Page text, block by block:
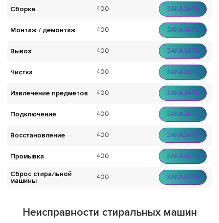
Сборка 400 ЗАКАЗАТЬ
Монтаж / демонтаж 400 ЗАКАЗАТЬ
Вывоз 400 ЗАКАЗАТЬ
Чистка 400 ЗАКАЗАТЬ
Извлечение предметов 400 ЗАКАЗАТЬ
Подключение 400 ЗАКАЗАТЬ
Восстановление 400 ЗАКАЗАТЬ
Промывка 400 ЗАКАЗАТЬ
Сброс стиральной
машины
400 ЗАКАЗАТЬ
Неисправности стиральных машин